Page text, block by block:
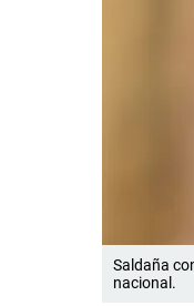
Saldaña
nacional.